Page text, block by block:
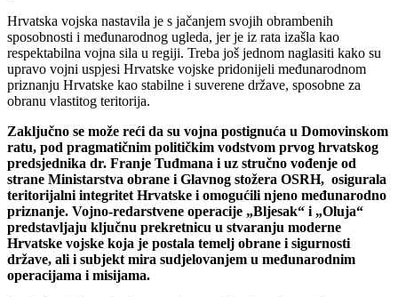
Hrvatska vojska nastavila je s jačanjem svojih obrambenih
sposobnosti i međunarodnog ugleda, jer je iz rata izašla kao
respektabilna vojna sila u regiji. Treba još jednom naglasiti kako su
upravo vojni uspjesi Hrvatske vojske pridonijeli međunarodnom
priznanju Hrvatske kao stabilne i suverene države, sposobne za
obranu vlastitog teritorija.
Zaključno se može reći da su vojna postignuća u Domovinskom
ratu, pod pragmatičnim političkim vodstvom prvog hrvatskog
predsjednika dr. Franje Tuđmana i uz stručno vođenje od
strane Ministarstva obrane i Glavnog stožera OSRH, osigurala
teritorijalni integritet Hrvatske i omogućili njeno međunarodno
priznanje. Vojno-redarstvene operacije „Bljesak“ i „Oluja“
predstavljaju ključnu prekretnicu u stvaranju moderne
Hrvatske vojske koja je postala temelj obrane i sigurnosti
države, ali i subjekt mira sudjelovanjem u međunarodnim
operacijama i misijama.